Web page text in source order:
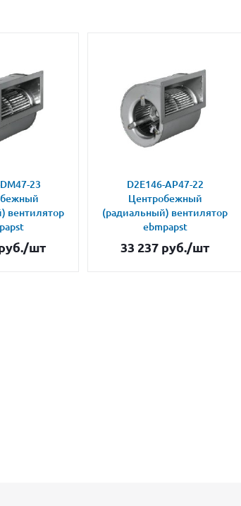
23
вентилятор
/шт
D2E146-AP47-22
Центробежный
(радиальный) вентилятор
ebmpapst
33 237 руб./шт